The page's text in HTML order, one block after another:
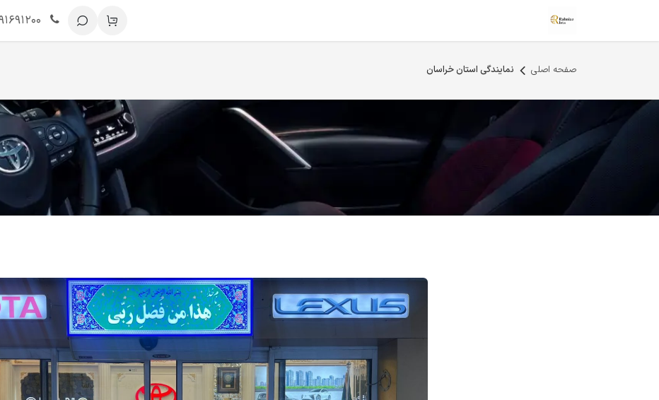
دانلود قرارداد نظرسنجی
صفحه اصلی نمایندگی استان خراسان